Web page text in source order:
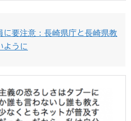
要注意：長崎県庁と長崎県教
ように